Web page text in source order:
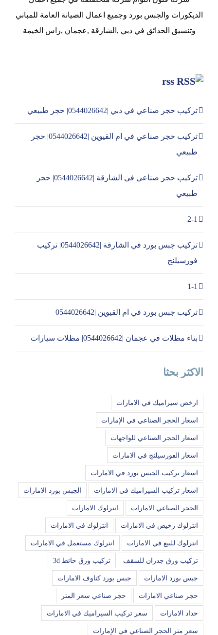
الديكورات والجبس بورد وجميع اعمال الصيانة العامة للمباني
وتنسيق الحدائق في دبي ,الشارقة ,عجمان ,راس الخيمة
rss
تركيب حجر صناعي في دبي |0544026642| حجر طبيعي
تركيب حجر صناعي في ام القيوين |0544026642| حجر
طبيعي
تركيب حجر صناعي في الشارقة |0544026642| حجر
طبيعي
2-1
تركيب جبس بورد في الشارقة |0544026642| تركيب
فورسيلنج
1-1
تركيب جبس بورد في ام القيوين |0544026642
بناء مظلات في عجمان |0544026642| مظلات سيارات
الاكثر بحثا
ارخص سيراميك في الامارات
اسعار الحجر الصناعي في الإمارات
اسعار الحجر الصناعي للواجهات
اسعار الفورسيلنج في الامارات
اسعار تركيب الجبس بورد في الامارات
اسعار تركيب السيراميك في الامارات الجبس بورد الامارات
الحجر الصناعي الامارات انترلوك الامارات
انترلوك رخيص في الامارات انترلوك في الامارات
انترلوك للبيع في الامارات انترلوك مستعمل في الامارات
تركيب ورق جدران للسقف تركيب ورق حائط 3d
جبس بورد الامارات جبس بورد كناوف الامارات
حجر صناعي الامارات حجر صناعي سعر المتر
حداد الامارات سعر تركيب السيراميك في الامارات
سعر متر الحجر الصناعي في الإمارات